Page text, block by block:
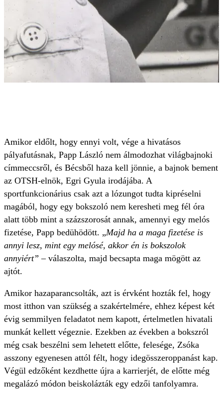
Amikor eldőlt, hogy ennyi volt, vége a hivatásos
pályafutásnak, Papp László nem álmodozhat világbajnoki
címmeccsről, és Bécsből haza kell jönnie, a bajnok bement
az OTSH-elnök, Egri Gyula irodájába. A
sportfunkcionárius csak azt a lózungot tudta kipréselni
magából, hogy egy bokszoló nem keresheti meg fél óra
alatt több mint a százszorosát annak, amennyi egy melós
fizetése, Papp bedühödött. „Majd ha a maga fizetése is
annyi lesz, mint egy melósé, akkor én is bokszolok
annyiért”– válaszolta, majd becsapta maga mögött az
ajtót.
Amikor hazaparancsolták, azt is érvként hozták fel, hogy
most itthon van szükség a szakértelmére, ehhez képest két
évig semmilyen feladatot nem kapott, értelmetlen hivatali
munkát kellett végeznie. Ezekben az években a bokszról
még csak beszélni sem lehetett előtte, felesége, Zsóka
asszony egyenesen attól félt, hogy idegösszeroppanást kap.
Végül edzőként kezdhette újra a karrierjét, de előtte még
megalázó módon beiskolázták egy edzői tanfolyamra.